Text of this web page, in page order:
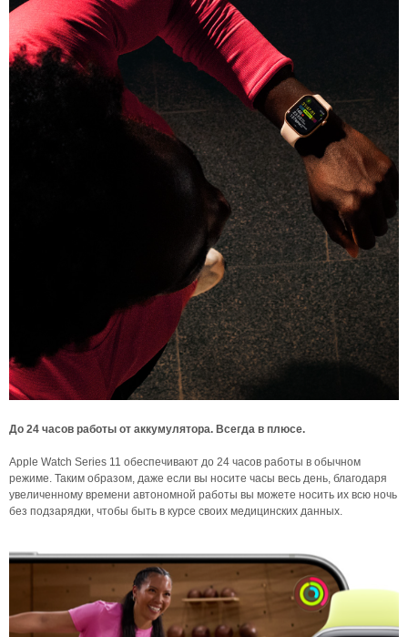
До 24 часов работы от аккумулятора. Всегда в плюсе.
Apple Watch Series 11 обеспечивают до 24 часов работы в обычном
режиме. Таким образом, даже если вы носите часы весь день, благодаря
увеличенному времени автономной работы вы можете носить их всю ночь
без подзарядки, чтобы быть в курсе своих медицинских данных.